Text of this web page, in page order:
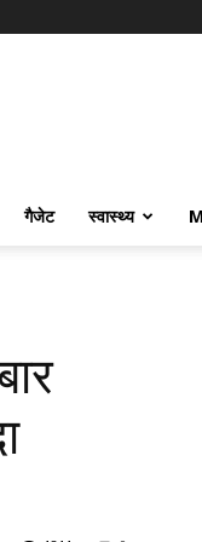
गैजेट स्वास्थ्य